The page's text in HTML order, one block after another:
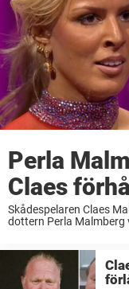
Perla
Claes
Skådespelaren Claes
dottern Perla Malmberg